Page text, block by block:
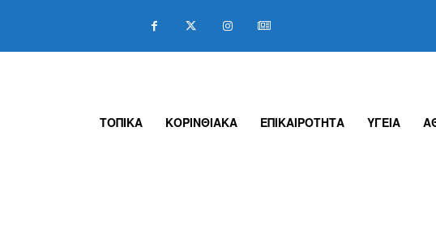
ΤΟΠΙΚΑ ΚΟΡΙΝΘΙΑΚΑ ΕΠΙΚΑΙΡΟΤΗΤΑ ΥΓΕΙΑ